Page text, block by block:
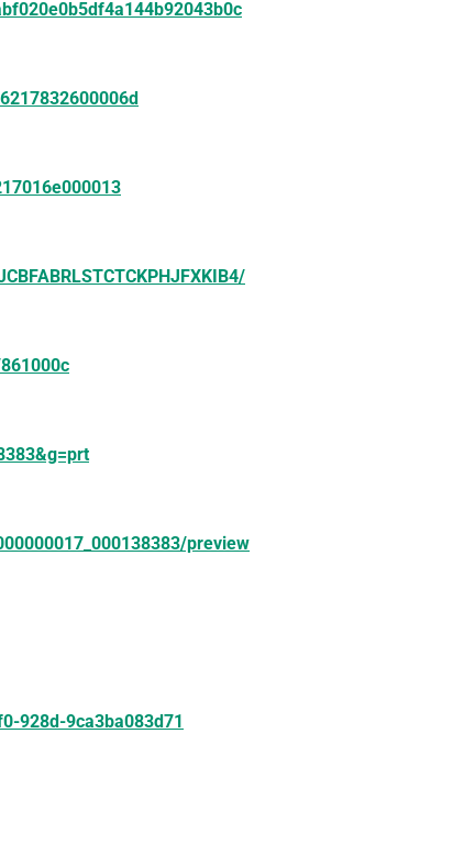
preview
928d-9ca3ba083d71